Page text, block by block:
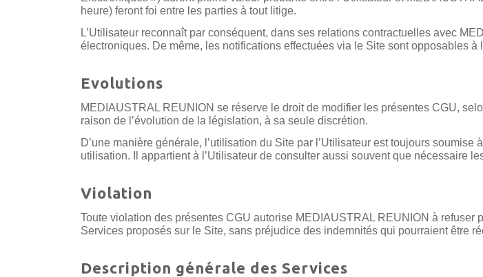
heure) feront foi entre les parties à tout litige.
L’Utilisateur reconnaît par conséquent, dans ses relations contractuelles avec
électroniques. De même, les notifications effectuées via le Site sont opposables à
Evolutions
MEDIAUSTRAL REUNION se réserve le droit de modifier les présentes CGU,
raison de l’évolution de la législation, à sa seule discrétion.
D’une manière générale, l’utilisation du Site par l’Utilisateur est toujours
utilisation. Il appartient à l’Utilisateur de consulter aussi souvent que nécessaire
Violation
Toute violation des présentes CGU autorise MEDIAUSTRAL REUNION à refuser
Services proposés sur le Site, sans préjudice des indemnités qui pourraient être
Description générale des Services